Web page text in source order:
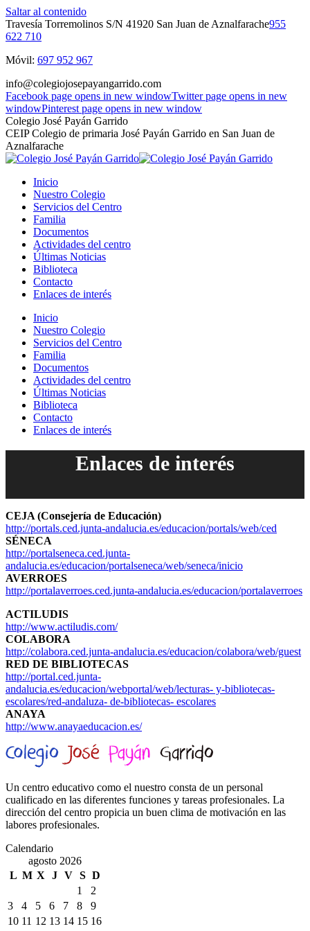
Saltar al contenido
Travesía Torremolinos S/N 41920 San Juan de Aznalfarache955
622 710
Móvil: 697 952 967
info@colegiojosepayangarrido.com
Facebook page opens in new windowTwitter page opens in new
windowPinterest page opens in new window
Colegio José Payán Garrido
CEIP Colegio de primaria José Payán Garrido en San Juan de
Aznalfarache
Inicio
Nuestro Colegio
Servicios del Centro
Familia
Documentos
Actividades del centro
Últimas Noticias
Biblioteca
Contacto
Enlaces de interés
Inicio
Nuestro Colegio
Servicios del Centro
Familia
Documentos
Actividades del centro
Últimas Noticias
Biblioteca
Contacto
Enlaces de interés
Enlaces de interés
CEJA (Consejería de Educación)
http://portals.ced.junta-andalucia.es/educacion/portals/web/ced
SÉNECA
http://portalseneca.ced.junta-
andalucia.es/educacion/portalseneca/web/seneca/inicio
AVERROES
http://portalaverroes.ced.junta-andalucia.es/educacion/portalaverroes
ACTILUDIS
http://www.actiludis.com/
COLABORA
http://colabora.ced.junta-andalucia.es/educacion/colabora/web/guest
RED DE BIBLIOTECAS
http://portal.ced.junta-
andalucia.es/educacion/webportal/web/lecturas- y-bibliotecas-
escolares/red-andaluza- de-bibliotecas- escolares
ANAYA
http://www.anayaeducacion.es/
Un centro educativo como el nuestro consta de un personal
cualificado en las diferentes funciones y tareas profesionales. La
dirección del centro propicia un buen clima de motivación en las
labores profesionales.
Calendario
agosto 2026
L M X J V S D
1
2
3
4 5 6 7 8
9
10 11 12 13 14 15 16